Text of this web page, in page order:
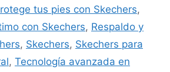
tus pies con Skechers,
con Skechers, Respaldo y
, Skechers, Skechers para
, Tecnología avanzada en